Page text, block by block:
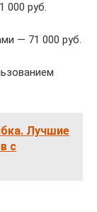
000 руб.
— 71 000 руб.
Лучшие
с